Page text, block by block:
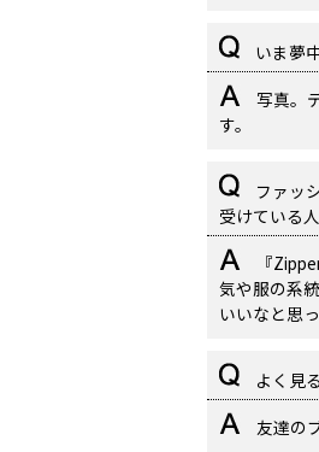
いま夢
写真。
す。
ファッ
受けている
『
気や服の系
いいなと思
よく見
友達の